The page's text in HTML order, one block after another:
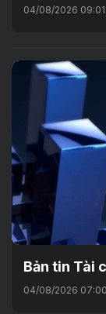
04/08/2026 09:01
Bản tin Tài
04/08/2026 07:00